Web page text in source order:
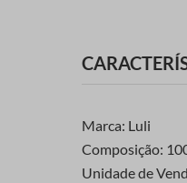
Marca: Luli
Composição:
Unidade de